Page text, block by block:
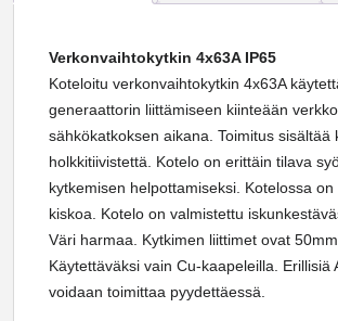
Verkonvaihtokytkin 4x63A IP65
Koteloitu verkonvaihtokytkin 4x63A
generaattorin liittämiseen kiinteään
sähkökatkoksen aikana. Toimitus sisältää
holkkitiivistettä. Kotelo on erittäin tilava
kytkemisen helpottamiseksi. Kotelossa on
kiskoa. Kotelo on valmistettu
Väri harmaa. Kytkimen liittimet ovat
Käytettäväksi vain Cu-kaapeleilla. Erillisiä
voidaan toimittaa pyydettäessä.